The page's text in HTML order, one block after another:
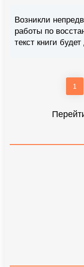
Возникли
работы по
текст книги
1